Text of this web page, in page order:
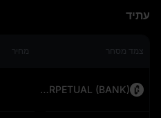
עתיד
צמד מסחר מחיר
BANKUSDT PERPETUAL (BANK)